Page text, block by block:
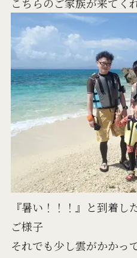
『暑い！！！』と到着し
ご様子
それでも少し雲がかかっ